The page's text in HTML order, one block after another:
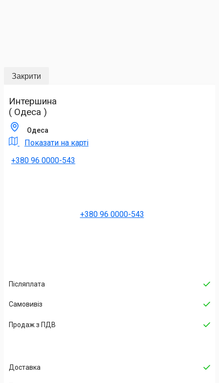
Закрити
Интершина
( Одеса )
Одеса
Показати на карті
+380 96 0000-543
+380 96 0000-543
Післяплата
Самовивіз
Продаж з ПДВ
Доставка